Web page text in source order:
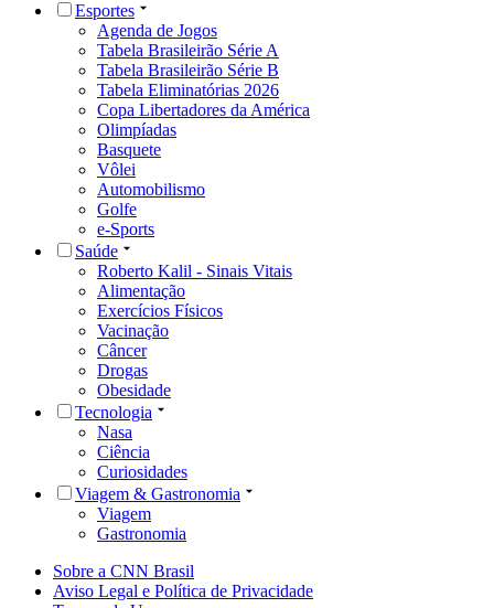
Esportes
Agenda de Jogos
Tabela Brasileirão Série A
Tabela Brasileirão Série B
Tabela Eliminatórias 2026
Copa Libertadores da América
Olimpíadas
Basquete
Vôlei
Automobilismo
Golfe
e-Sports
Saúde
Roberto Kalil - Sinais Vitais
Alimentação
Exercícios Físicos
Vacinação
Câncer
Drogas
Obesidade
Tecnologia
Nasa
Ciência
Curiosidades
Viagem & Gastronomia
Viagem
Gastronomia
Sobre a CNN Brasil
Aviso Legal e Política de Privacidade